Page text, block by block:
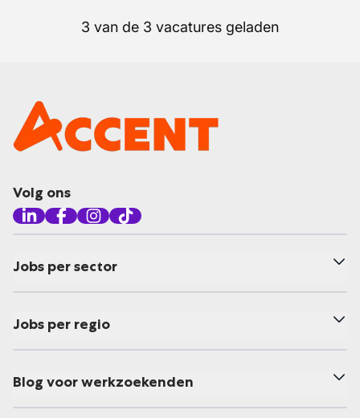
3 van de 3 vacatures geladen
Volg ons
Jobs per sector
Jobs per regio
Blog voor werkzoekenden